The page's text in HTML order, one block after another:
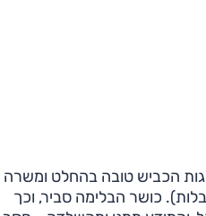
הכביש טובה בהחלט ומשרה
כושר הבלימה סביר, וכך